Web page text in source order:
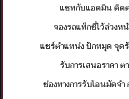
แชทกับแอดมิน​ ติด
จองรถแท็กซี่ไว้ล่วงห
แชร์​ตำแหน่ง​ ปักหมุด​ จุด
รับการเสนอราคา​ ต
ช่องทางการรับโอนมัดจำ